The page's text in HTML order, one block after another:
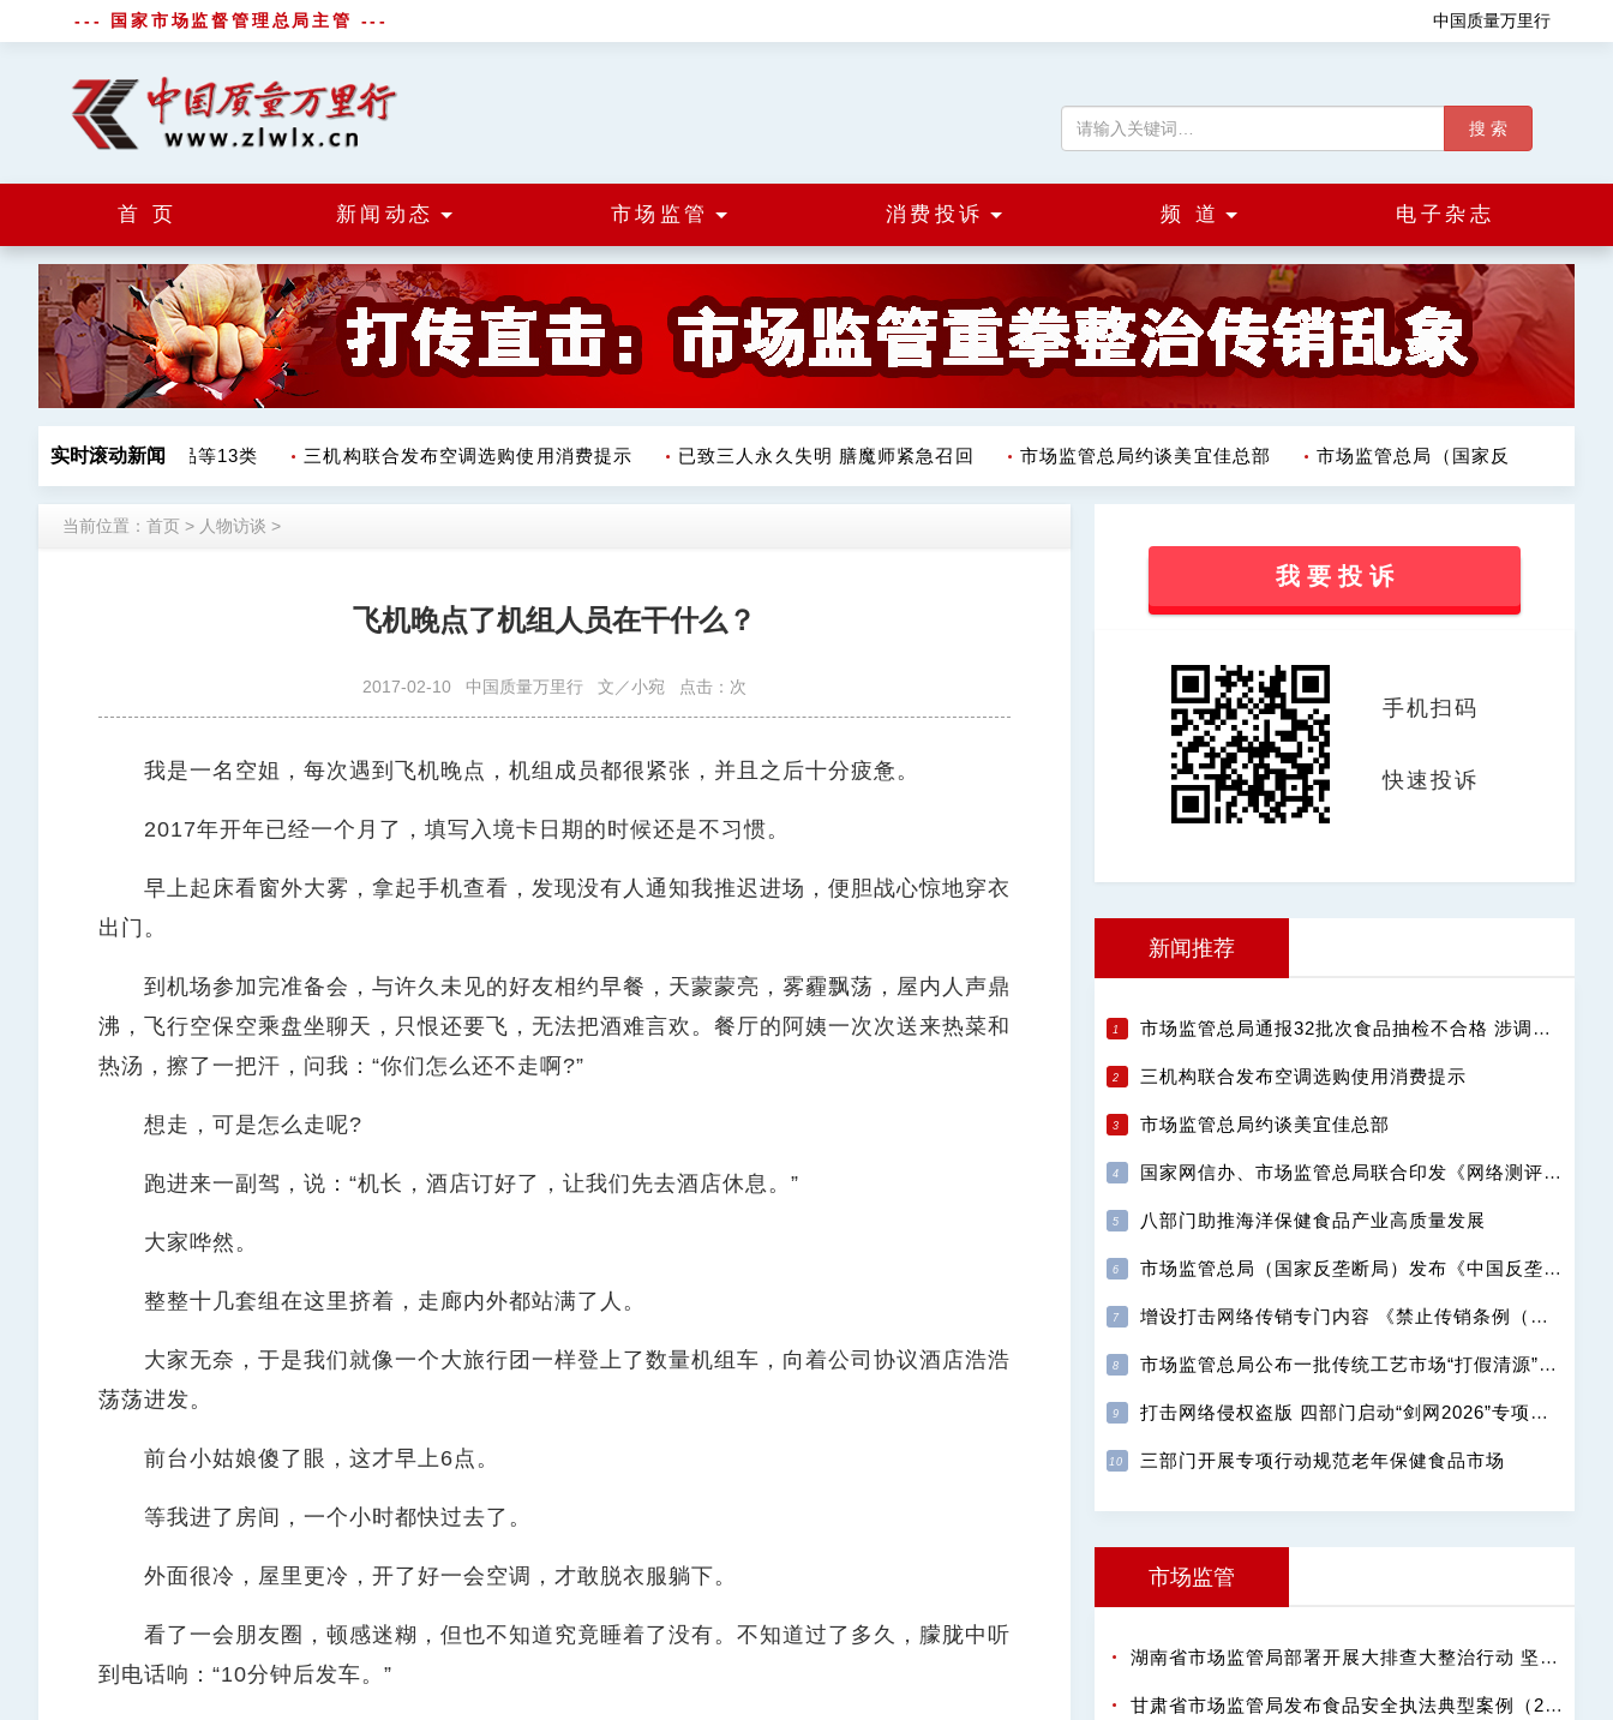
--- 国家市场监督管理总局主管 --- 中国质量万里行
搜 索
首 页 新闻动态 市场监管 消费投诉 频 道 电子杂志
实时滚动新闻
调味品饮料肉制品等13类 三机构联合发布空调选购使用消费提示 已致三人永久失明 膳魔师紧急召回 市场监管总局约谈美宜佳总部 市场监管总局（国家反垄断局）发
当前位置： 首页 > 人物访谈 >
飞机晚点了机组人员在干什么？
2017-02-10 中国质量万里行 文／小宛 点击： 次
我是一名空姐，每次遇到飞机晚点，机组成员都很紧张，并且之后十分疲惫。
2017年开年已经一个月了，填写入境卡日期的时候还是不习惯。
早上起床看窗外大雾，拿起手机查看，发现没有人通知我推迟进场，便胆战心惊地穿衣
出门。
到机场参加完准备会，与许久未见的好友相约早餐，天蒙蒙亮，雾霾飘荡，屋内人声鼎
沸，飞行空保空乘盘坐聊天，只恨还要飞，无法把酒难言欢。餐厅的阿姨一次次送来热菜和
热汤，擦了一把汗，问我：“你们怎么还不走啊?”
想走，可是怎么走呢?
跑进来一副驾，说：“机长，酒店订好了，让我们先去酒店休息。”
大家哗然。
整整十几套组在这里挤着，走廊内外都站满了人。
大家无奈，于是我们就像一个大旅行团一样登上了数量机组车，向着公司协议酒店浩浩
荡荡进发。
前台小姑娘傻了眼，这才早上6点。
等我进了房间，一个小时都快过去了。
外面很冷，屋里更冷，开了好一会空调，才敢脱衣服躺下。
看了一会朋友圈，顿感迷糊，但也不知道究竟睡着了没有。不知道过了多久，朦胧中听
到电话响：“10分钟后发车。”
我 要 投 诉
手机扫码
快速投诉
新闻推荐
市场监管总局通报32批次食品抽检不合格 涉调味品饮料肉制品等13类
三机构联合发布空调选购使用消费提示
市场监管总局约谈美宜佳总部
国家网信办、市场监管总局联合印发《网络测评活动规范》
八部门助推海洋保健食品产业高质量发展
市场监管总局（国家反垄断局）发布《中国反垄断执法年度报告（2025）》
增设打击网络传销专门内容 《禁止传销条例（修订征求意见稿）》公开征求意见
市场监管总局公布一批传统工艺市场“打假清源”典型案例
打击网络侵权盗版 四部门启动“剑网2026”专项行动
三部门开展专项行动规范老年保健食品市场
市场监管
湖南省市场监管局部署开展大排查大整治行动 坚决守护百姓舌尖安全
甘肃省市场监管局发布食品安全执法典型案例（2025-2026年度）